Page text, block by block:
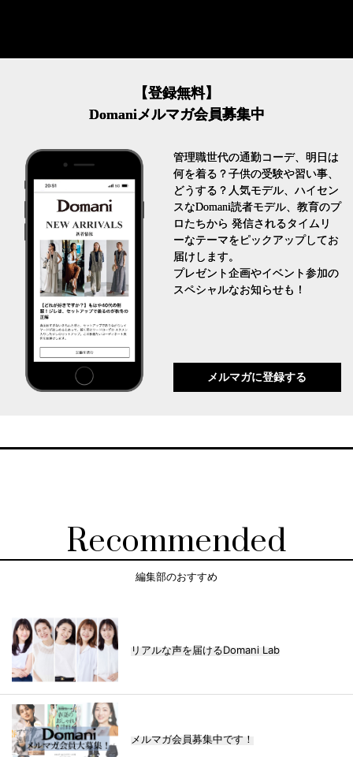
【登録無料】
Domaniメルマガ会員募集中
管理職世代の通勤コーデ、明日は
何を着る？子供の受験や習い事、
どうする？人気モデル、ハイセン
スなDomani読者モデル、教育のプ
ロたちから 発信されるタイムリ
ーなテーマをピックアップしてお
届けします。
プレゼント企画やイベント参加の
スペシャルなお知らせも！
メルマガに登録する
Recommended
編集部のおすすめ
リアルな声を届けるDomani Lab
メルマガ会員募集中です！